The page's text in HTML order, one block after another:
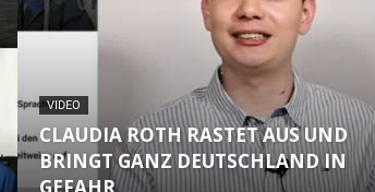
VIDEO
CLAUDIA ROTH RASTET AUS UND
BRINGT GANZ DEUTSCHLAND IN
GEFAHR